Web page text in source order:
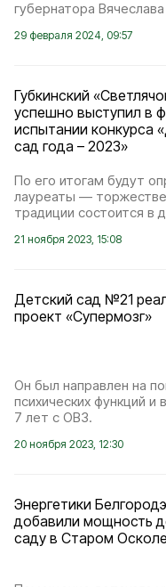
губернатора
29 февраля 2024, 09:57
Губкинский
успешно выступил в
испытании конкурса
сад года – 2023»
По его итогам будут
лауреаты —
традиции состоится в
21 ноября 2023, 15:08
Детский сад №21
проект «Супермозг»
Он был направлен на
психических функций
7 лет с ОВЗ.
20 ноября 2023, 12:30
Энергетики
добавили мощность
саду в Старом Осколе